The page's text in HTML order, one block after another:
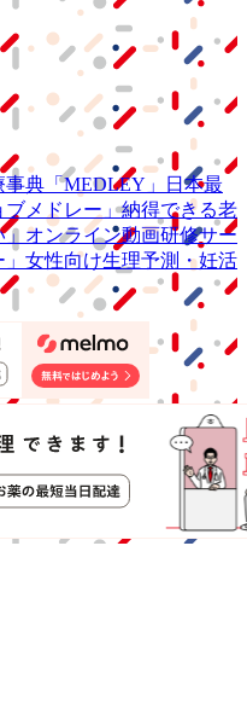
事典 「MEDLEY」
日本最
ブメドレー」納得できる老
オンライン動画研修サー
女性向け生理予測・妊活